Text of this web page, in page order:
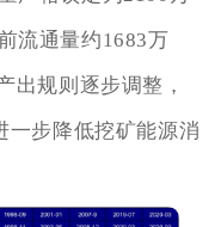
流通量约1683万
出规则逐步调整，
一步降低挖矿能源消